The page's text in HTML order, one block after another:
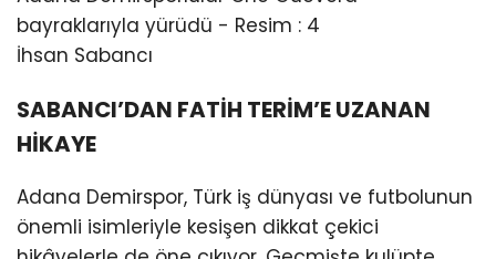
İhsan Sabancı
SABANCI’DAN FATİH TERİM’E UZANAN
HİKAYE
Adana Demirspor, Türk iş dünyası ve futbolunun
önemli isimleriyle kesişen dikkat çekici